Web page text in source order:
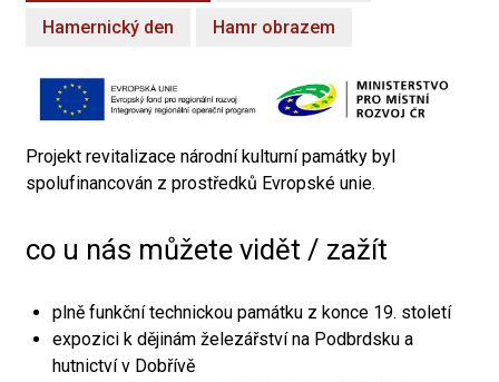
Hamernický den Hamr obrazem
Projekt revitalizace národní kulturní památky byl
spolufinancován z prostředků Evropské unie.
co u nás můžete vidět / zažít
plně funkční technickou památku z konce 19. století
expozici k dějinám železářství na Podbrdsku a
hutnictví v Dobřívě